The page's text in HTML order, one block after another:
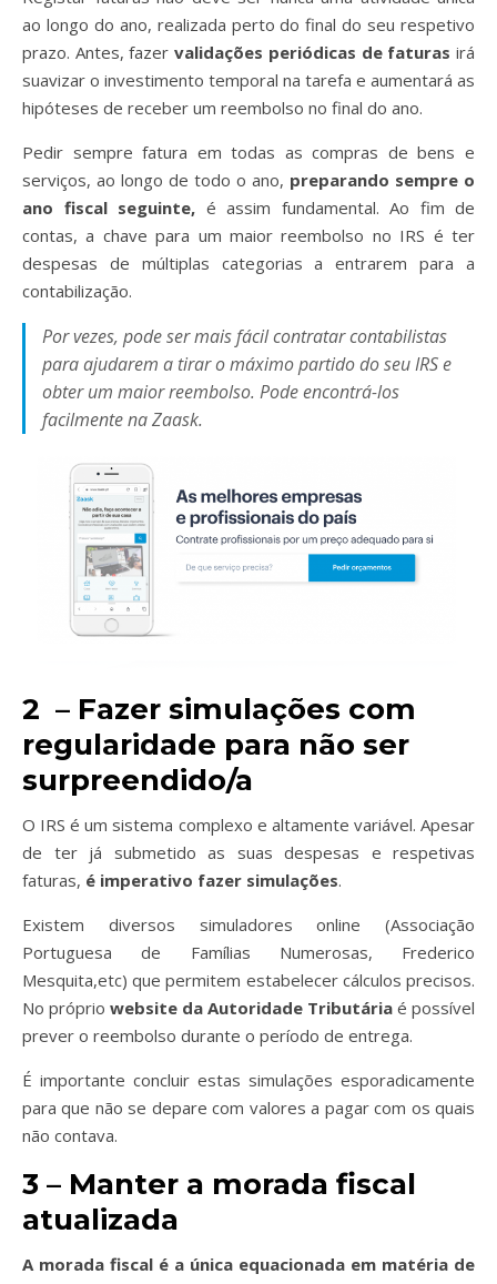
ao longo do ano, realizada perto do final do seu respetivo
prazo. Antes, fazervalidações periódicas de faturas irá
suavizar o investimento temporal na tarefa e aumentará as
hipóteses de receber um reembolso no final do ano.
Pedir sempre fatura em todas as compras de bens e
serviços, ao longo de todo o ano, preparando sempre o
ano fiscal seguinte, é assim fundamental. Ao fim de
contas, a chave para um maior reembolso no IRS é ter
despesas de múltiplas categorias a entrarem para a
contabilização.
Por vezes, pode ser mais fácil contratar contabilistas
para ajudarem a tirar o máximo partido do seu IRS e
obter um maior reembolso. Pode encontrá-los
facilmente na Zaask.
2 – Fazer simulações com
regularidade para não ser
surpreendido/a
O IRS é um sistema complexo e altamente variável. Apesar
de ter já submetido as suas despesas e respetivas
faturas, é imperativo fazer simulações.
Existem diversos simuladores online (Associação
Portuguesa de Famílias Numerosas, Frederico
Mesquita,etc) que permitem estabelecer cálculos precisos.
No próprio website da Autoridade Tributária é possível
prever o reembolso durante o período de entrega.
É importante concluir estas simulações esporadicamente
para que não se depare com valores a pagar com os quais
não contava.
3 – Manter a morada fiscal
atualizada
A morada fiscal é a única equacionada em matéria de